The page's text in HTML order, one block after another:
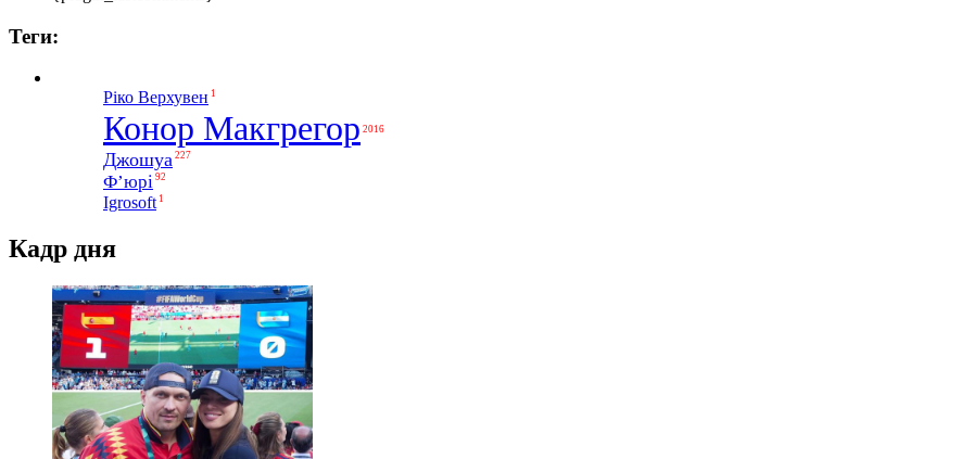
Теги:
Ріко Верхувен 1
Конор Макгрегор 2016
Джошуа 227
Ф’юрі 92
Igrosoft 1
Кадр дня